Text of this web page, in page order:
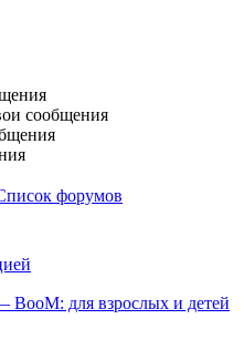
сообщения
форумов
для взрослых и детей